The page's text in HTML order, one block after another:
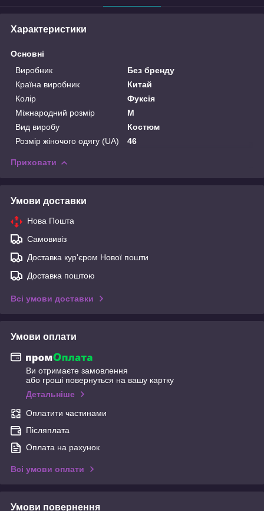
Характеристики
Основні
Виробник
Без бренду
Країна виробник
Китай
Колір
Фуксія
Міжнародний розмір
M
Вид виробу
Костюм
Розмір жіночого одягу (UA)
46
Приховати
Умови доставки
Нова Пошта
Самовивіз
Доставка кур'єром Нової пошти
Доставка поштою
Всі умови доставки
Умови оплати
Ви отримаєте замовлення
або гроші повернуться на вашу картку
Детальніше
Оплатити частинами
Післяплата
Оплата на рахунок
Всі умови оплати
Умови повернення